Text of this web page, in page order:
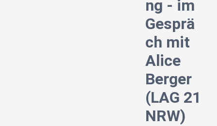
ng - im
Gesprä
ch mit
Alice
Berger
(LAG 21
NRW)